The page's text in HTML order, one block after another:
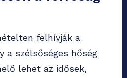
felhívják a
a szélsőséges hőség
lehet az idősek,